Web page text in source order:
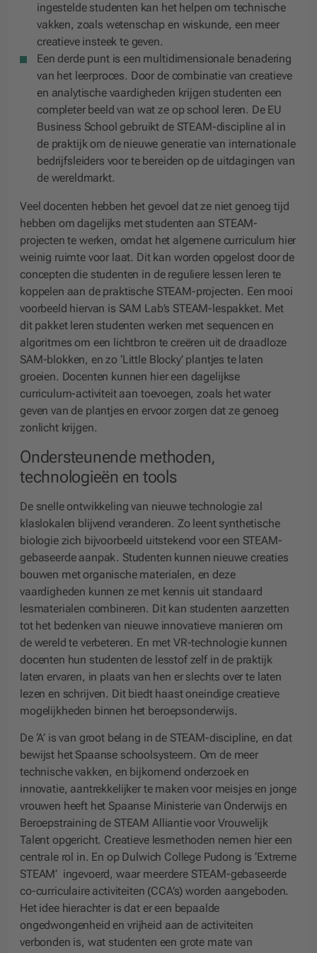
ingestelde studenten kan het helpen om technische
vakken, zoals wetenschap en wiskunde, een meer
creatieve insteek te geven.
Een derde punt is een multidimensionale benadering
van het leerproces. Door de combinatie van creatieve
en analytische vaardigheden krijgen studenten een
completer beeld van wat ze op school leren. De EU
Business School gebruikt de STEAM-discipline al in
de praktijk om de nieuwe generatie van internationale
bedrijfsleiders voor te bereiden op de uitdagingen van
de wereldmarkt.
Veel docenten hebben het gevoel dat ze niet genoeg tijd
hebben om dagelijks met studenten aan STEAM-
projecten te werken, omdat het algemene curriculum hier
weinig ruimte voor laat. Dit kan worden opgelost door de
concepten die studenten in de reguliere lessen leren te
koppelen aan de praktische STEAM-projecten. Een mooi
voorbeeld hiervan is SAM Lab’s STEAM-lespakket. Met
dit pakket leren studenten werken met sequencen en
algoritmes om een lichtbron te creëren uit de draadloze
SAM-blokken, en zo ‘Little Blocky’ plantjes te laten
groeien. Docenten kunnen hier een dagelijkse
curriculum-activiteit aan toevoegen, zoals het water
geven van de plantjes en ervoor zorgen dat ze genoeg
zonlicht krijgen.
Ondersteunende methoden,
technologieën en tools
De snelle ontwikkeling van nieuwe technologie zal
klaslokalen blijvend veranderen. Zo leent synthetische
biologie zich bijvoorbeeld uitstekend voor een STEAM-
gebaseerde aanpak. Studenten kunnen nieuwe creaties
bouwen met organische materialen, en deze
vaardigheden kunnen ze met kennis uit standaard
lesmaterialen combineren. Dit kan studenten aanzetten
tot het bedenken van nieuwe innovatieve manieren om
de wereld te verbeteren. En met VR-technologie kunnen
docenten hun studenten de lesstof zelf in de praktijk
laten ervaren, in plaats van hen er slechts over te laten
lezen en schrijven. Dit biedt haast oneindige creatieve
mogelijkheden binnen het beroepsonderwijs.
De ‘A’ is van groot belang in de STEAM-discipline, en dat
bewijst het Spaanse schoolsysteem. Om de meer
technische vakken, en bijkomend onderzoek en
innovatie, aantrekkelijker te maken voor meisjes en jonge
vrouwen heeft het Spaanse Ministerie van Onderwijs en
Beroepstraining de STEAM Alliantie voor Vrouwelijk
Talent opgericht. Creatieve lesmethoden nemen hier een
centrale rol in. En op Dulwich College Pudong is ‘Extreme
STEAM’ ingevoerd, waar meerdere STEAM-gebaseerde
co-curriculaire activiteiten (CCA’s) worden aangeboden.
Het idee hierachter is dat er een bepaalde
ongedwongenheid en vrijheid aan de activiteiten
verbonden is, wat studenten een grote mate van